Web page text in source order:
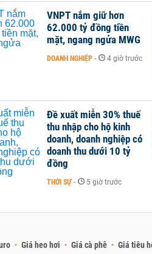
VNPT nắm giữ hơn
62.000 tỷ đồng tiền
mặt, ngang ngửa MWG
DOANH NGHIỆP - 4 giờ trước
Đề xuất miễn 30% thuế
thu nhập cho hộ kinh
doanh, doanh nghiệp có
doanh thu dưới 10 tỷ
đồng
THỜI SỰ - 5 giờ trước
Giá heo hơi Giá cà phê Giá tiêu